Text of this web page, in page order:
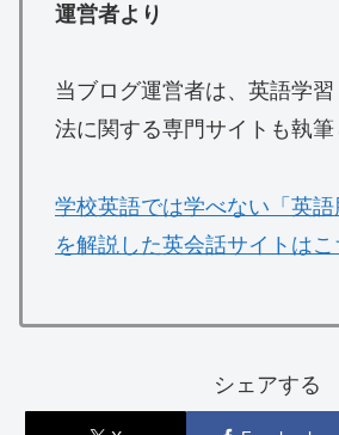
運営者より
当ブログ運営者は、英語学
法に関する専門サイトも執筆
学校英語では学べない「英
を解説した英会話サイトはこ
シェアする